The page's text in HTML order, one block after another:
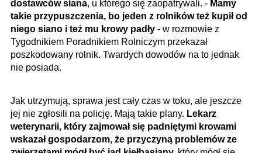
dostawców siana, u którego się zaopatrywali. - Mamy
takie przypuszczenia, bo jeden z rolników też kupił od
niego siano i też mu krowy padły - w rozmowie z
Tygodnikiem Poradnikiem Rolniczym przekazał
poszkodowany rolnik. Twardych dowodów na to jednak
nie posiada.
Jak utrzymują, sprawa jest cały czas w toku, ale jeszcze
jej nie zgłosili na policję. Mają takie plany. Lekarz
weterynarii, który zajmował się padniętymi krowami
wskazał gospodarzom, że przyczyną problemów ze